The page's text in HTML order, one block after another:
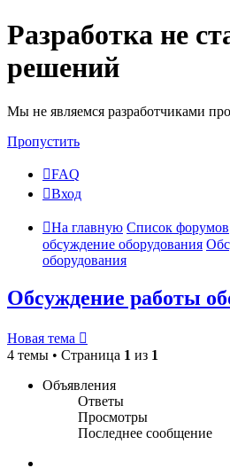
Разработка не
решений
Мы не являемся разработчиками
Пропустить
FAQ
Вход
На главную Список форумов
обсуждение оборудования
оборудования
Обсуждение работы
Новая тема
4 темы • Страница 1 из 1
Объявления
Ответы
Просмотры
Последнее сообщение